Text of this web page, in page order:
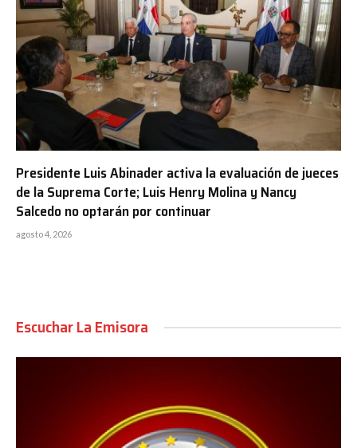
Presidente Luis Abinader activa la evaluación de jueces
de la Suprema Corte; Luis Henry Molina y Nancy
Salcedo no optarán por continuar
agosto 4, 2026
Escuchar La Emisora